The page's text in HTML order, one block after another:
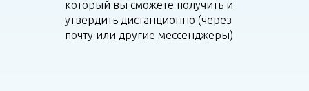
который вы сможете получить и
утвердить дистанционно (через
почту или другие мессенджеры)